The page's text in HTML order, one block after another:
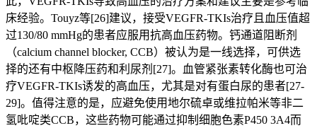
床经验。Touyz等[26]建议，接受VEGFR-TKIs治疗且血压值超
过130/80 mmHg的患者应服用抗高血压药物。钙通道阻断剂
（calcium channel blocker, CCB）被认为是一线选择，可供选
择的还有中枢降压药和利尿剂[27]。血管紧张素转化酶也可治
疗VEGFR-TKIs诱发的高血压，尤其是对有蛋白尿的患者[27-
29]。值得注意的是，应避免使用地尔硫卓或维拉帕米等非二
氢吡啶类CCB，这些药物可能通过抑制细胞色素P450 3A4而